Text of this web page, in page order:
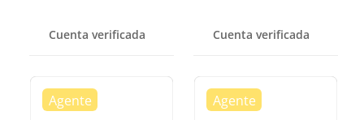
Cuenta verificada Cuenta verificada